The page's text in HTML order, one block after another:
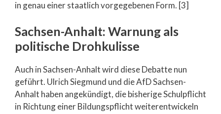
in genau einer staatlich vorgegebenen Form. [3]
Sachsen-Anhalt: Warnung als
politische Drohkulisse
Auch in Sachsen-Anhalt wird diese Debatte nun
geführt. Ulrich Siegmund und die AfD Sachsen-
Anhalt haben angekündigt, die bisherige Schulpflicht
in Richtung einer Bildungspflicht weiterentwickeln